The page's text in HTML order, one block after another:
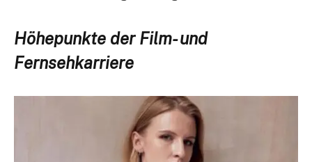
Höhepunkte der Film- und
Fernsehkarriere